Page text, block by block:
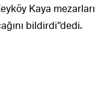
Kaya mezarları
bildirdi”dedi.